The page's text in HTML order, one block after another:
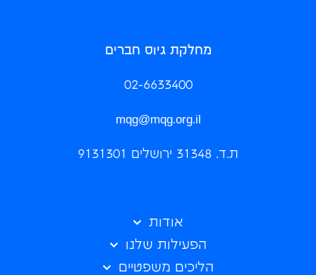
אודות
הפעילות שלנו
הליכים משפטיים
מחלקת גיוס חברים
02-6633400
mqg@mqg.org.il
ת.ד. 31348 ירושלים 9131301